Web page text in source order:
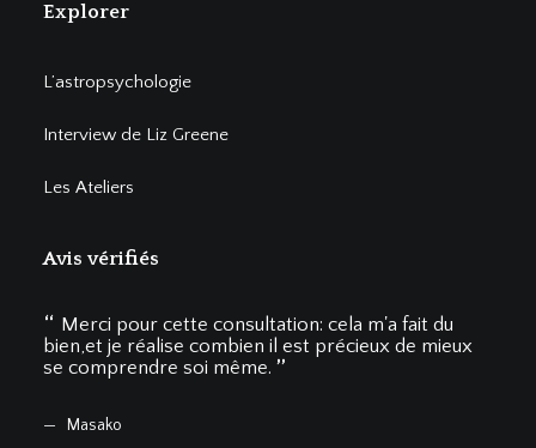
Explorer
L’astropsychologie
Interview de Liz Greene
Les Ateliers
Avis vérifiés
Merci pour cette consultation: cela m'a fait du
bien,et je réalise combien il est précieux de mieux
se comprendre soi même.
Masako